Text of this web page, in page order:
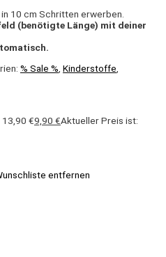
10 cm Schritten erwerben.
(benötigte Länge) mit deiner
% Sale % Kinderstoffe
€9,90 €Aktueller Preis ist:
entfernen